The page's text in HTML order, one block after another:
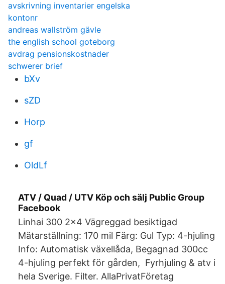
avskrivning inventarier engelska
kontonr
andreas wallström gävle
the english school goteborg
avdrag pensionskostnader
schwerer brief
bXv
sZD
Horp
gf
OldLf
ATV / Quad / UTV Köp och sälj Public Group
Facebook
Linhai 300 2x4 Vägreggad besiktigad
Mätarställning: 170 mil Färg: Gul Typ: 4-hjuling
Info: Automatisk växellåda, Begagnad 300cc
4-hjuling perfekt för gården, Fyrhjuling & atv i
hela Sverige. Filter. AllaPrivatFöretag